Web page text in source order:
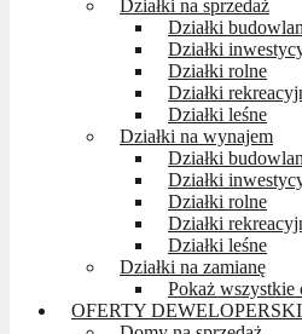
Działki na sprzedaż
Działki
Działki
Działki rolne
Działki
Działki leśne
Działki na wynajem
Działki
Działki
Działki rolne
Działki
Działki leśne
Działki na zamianę
Pokaż wszystkie
OFERTY